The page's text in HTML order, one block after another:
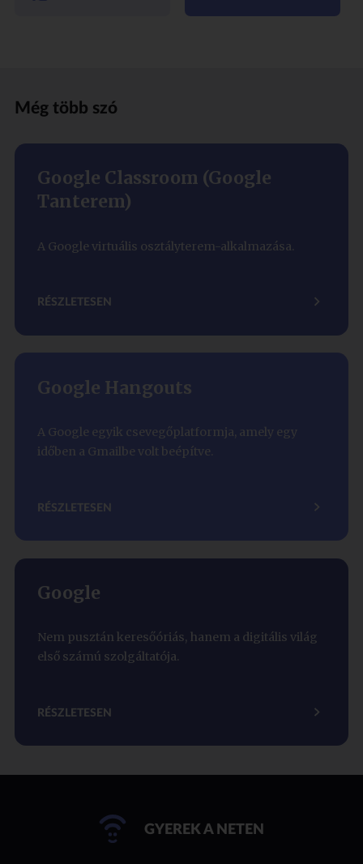
Még több szó
Google Classroom (Google
Tanterem)
A Google virtuális osztályterem-alkalmazása.
RÉSZLETESEN
Google Hangouts
A Google egyik csevegőplatformja, amely egy
időben a Gmailbe volt beépítve.
RÉSZLETESEN
Google
Nem pusztán keresőóriás, hanem a digitális világ
első számú szolgáltatója.
RÉSZLETESEN
GYEREK A NETEN